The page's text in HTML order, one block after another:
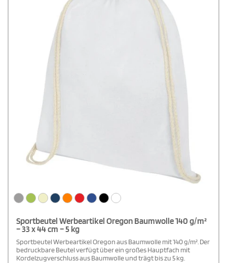
Sportbeutel Werbeartikel Oregon Baumwolle 140 g/m²
– 33 x 44 cm – 5 kg
Sportbeutel Werbeartikel Oregon aus Baumwolle mit 140 g/m². Der
bedruckbare Beutel verfügt über ein großes Hauptfach mit
Kordelzugverschluss aus Baumwolle und trägt bis zu 5 kg.